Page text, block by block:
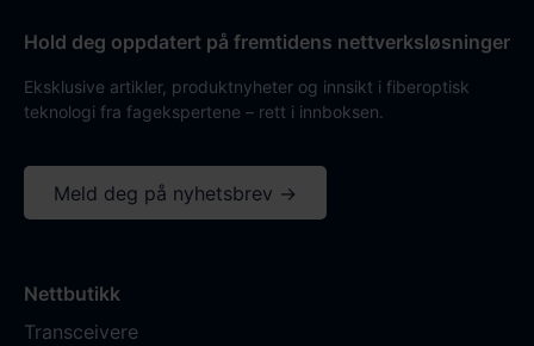
Hold deg oppdatert på fremtidens nettverksløsninger
Eksklusive artikler, produktnyheter og innsikt i fiberoptisk
teknologi fra fagekspertene – rett i innboksen.
Meld deg på nyhetsbrev →
Nettbutikk
Transceivere